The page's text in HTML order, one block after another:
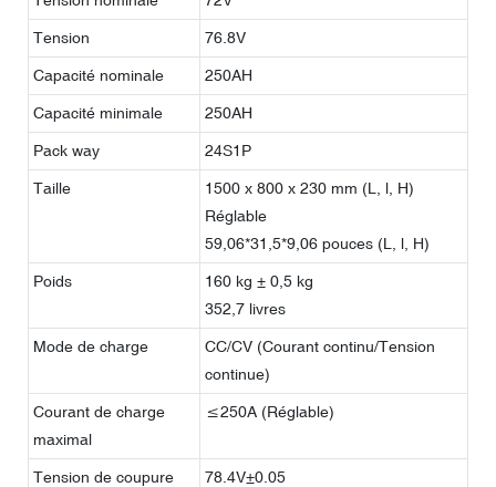
Tension 76.8V
Capacité nominale 250AH
Capacité minimale 250AH
Pack way 24S1P
Taille
1500 x 800 x 230 mm (L, l, H)
Réglable
59,06*31,5*9,06 pouces (L, l, H)
Poids
160 kg ± 0,5 kg
352,7 livres
Mode de charge
CC/CV (Courant continu/Tension
continue)
Courant de charge
maximal
≤250A (Réglable)
Tension de coupure
78.4V±0.05